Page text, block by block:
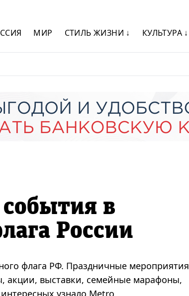
МИР СТИЛЬ ЖИЗНИ ↓ КУЛЬТУРА ↓
в
России
флага РФ. Праздничные мероприятия
акции, выставки, семейные марафоны,
узнало Metro